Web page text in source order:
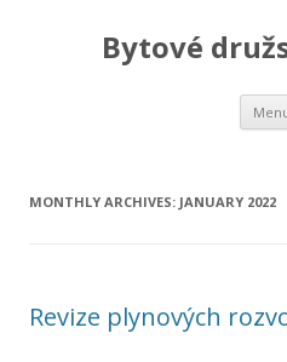
Bytové
MONTHLY ARCHIVES: JANUARY 2022
Revize plynových